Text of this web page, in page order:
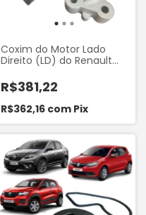
Coxim do Motor Lado
Direito (LD) do Renault
motor 3 cilindros 2013...
Mobensani MB9372
R$381,22
R$362,16 com Pix